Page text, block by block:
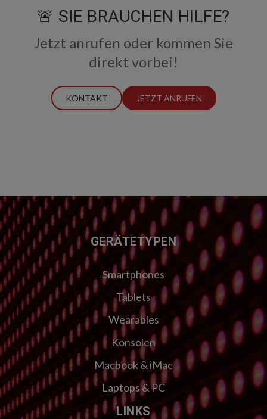
🚨 SIE BRAUCHEN HILFE?
Jetzt anrufen oder kommen Sie
direkt vorbei!
KONTAKT JETZT ANRUFEN
FUSSZEILE GERÄTETYPEN
Smartphones
Tablets
Wearables
Konsolen
Macbook & iMac
Laptops & PC
LINKS